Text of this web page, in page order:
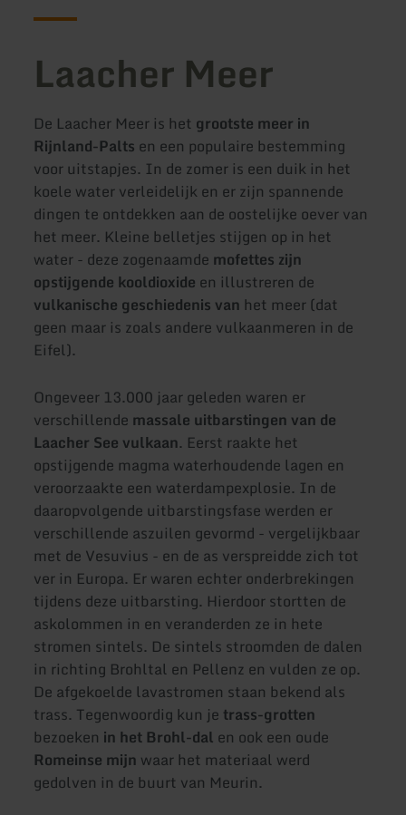
Laacher Meer
De Laacher Meer is het grootste meer in
Rijnland-Palts en een populaire bestemming
voor uitstapjes. In de zomer is een duik in het
koele water verleidelijk en er zijn spannende
dingen te ontdekken aan de oostelijke oever van
het meer. Kleine belletjes stijgen op in het
water - deze zogenaamde mofettes zijn
opstijgende kooldioxide en illustreren de
vulkanische geschiedenis van het meer (dat
geen maar is zoals andere vulkaanmeren in de
Eifel).
Ongeveer 13.000 jaar geleden waren er
verschillende massale uitbarstingen van de
Laacher See vulkaan. Eerst raakte het
opstijgende magma waterhoudende lagen en
veroorzaakte een waterdampexplosie. In de
daaropvolgende uitbarstingsfase werden er
verschillende aszuilen gevormd - vergelijkbaar
met de Vesuvius - en de as verspreidde zich tot
ver in Europa. Er waren echter onderbrekingen
tijdens deze uitbarsting. Hierdoor stortten de
askolommen in en veranderden ze in hete
stromen sintels. De sintels stroomden de dalen
in richting Brohltal en Pellenz en vulden ze op.
De afgekoelde lavastromen staan bekend als
trass. Tegenwoordig kun je trass-grotten
bezoeken in het Brohl-dal en ook een oude
Romeinse mijn waar het materiaal werd
gedolven in de buurt van Meurin.